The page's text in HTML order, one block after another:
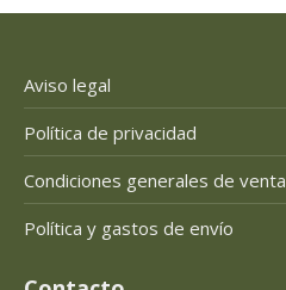
Aviso legal
Política de privacidad
Condiciones generales de venta
Política y gastos de envío